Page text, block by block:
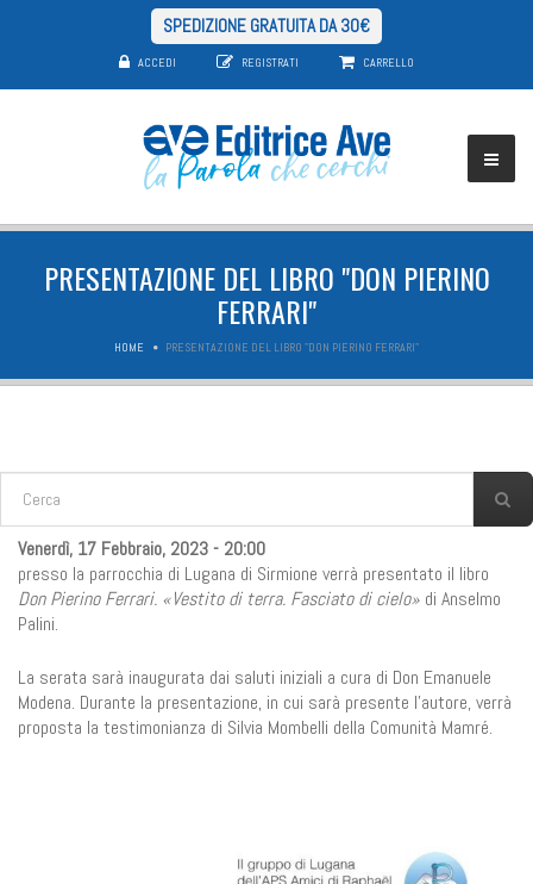
SPEDIZIONE GRATUITA DA 30€
ACCEDI REGISTRATI CARRELLO
PRESENTAZIONE DEL LIBRO "DON PIERINO
FERRARI"
HOME PRESENTAZIONE DEL LIBRO "DON PIERINO FERRARI"
FORM DI RICERCA
Venerdì, 17 Febbraio, 2023 - 20:00
presso la parrocchia di Lugana di Sirmione verrà presentato il libro
Don Pierino Ferrari. «Vestito di terra. Fasciato di cielo» di Anselmo
Palini.
La serata sarà inaugurata dai saluti iniziali a cura di Don Emanuele
Modena. Durante la presentazione, in cui sarà presente l'autore, verrà
proposta la testimonianza di Silvia Mombelli della Comunità Mamré.